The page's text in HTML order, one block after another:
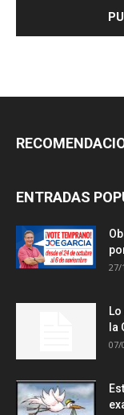
ENTRADAS
27/
la
07/